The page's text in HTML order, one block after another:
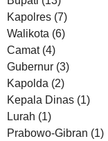
Kapolres (7)
Walikota (6)
Camat (4)
Gubernur (3)
Kapolda (2)
Kepala Dinas (1)
Lurah (1)
Prabowo-Gibran (1)